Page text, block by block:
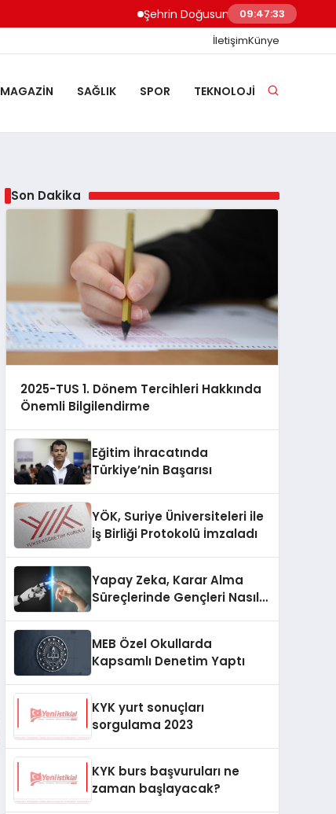
Şehrin Doğusundan Boğaz Kıyılarına
09:47:34
İletişimKünye
MAGAZIN SAĞLIK SPOR TEKNOLOJI
Son Dakika
2025-TUS 1. Dönem Tercihleri Hakkında
Önemli Bilgilendirme
Eğitim İhracatında
Türkiye’nin Başarısı
YÖK, Suriye Üniversiteleri ile
İş Birliği Protokolü İmzaladı
Yapay Zeka, Karar Alma
Süreçlerinde Gençleri Nasıl
MEB Özel Okullarda
Kapsamlı Denetim Yaptı
KYK yurt sonuçları
sorgulama 2023
KYK burs başvuruları ne
zaman başlayacak?